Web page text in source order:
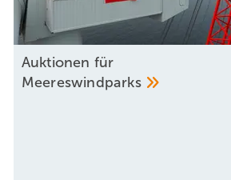
Auktionen für
Meereswindparks